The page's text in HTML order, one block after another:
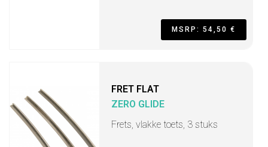
MSRP: 54,50 €
FRET FLAT
ZERO GLIDE
Frets, vlakke toets, 3 stuks